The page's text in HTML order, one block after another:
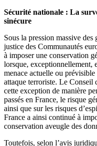
Sécurité nationale : La
sinécure
Sous la pression massive
justice des Communautés
à imposer une conservation
lorsque, exceptionnellement,
menace actuelle ou
attaque terroriste. Le Conseil
cette exception de manière
passés en France, le risque
ainsi que sur les risques
France a ainsi continué à
conservation aveugle des
Toutefois, selon l’avis